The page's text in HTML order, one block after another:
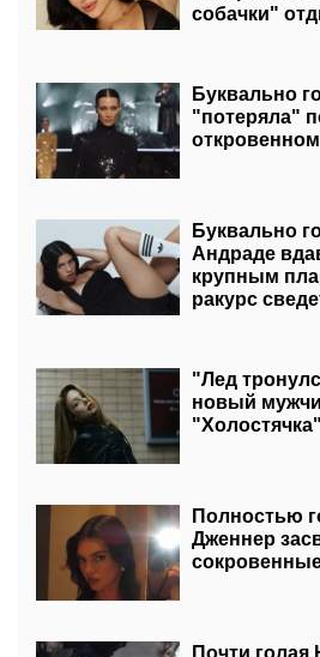
собачки"
Буквально
"потеряла"
Буквально
Андраде
крупным
ракурс
"Лед
новый
"Холостячка"
Полностью
Дженнер
Почти голая